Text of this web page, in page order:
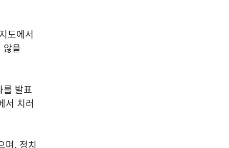
도에서
않을
를 발표
서 치러
며, 정치